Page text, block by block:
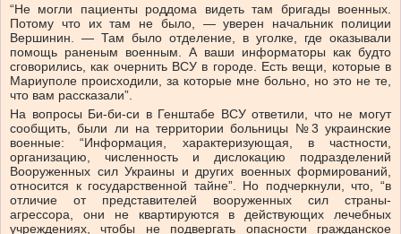
“Не могли пациенты роддома видеть там бригады военных.
Потому что их там не было, — уверен начальник полиции
Вершинин. — Там было отделение, в уголке, где оказывали
помощь раненым военным. А ваши информаторы как будто
сговорились, как очернить ВСУ в городе. Есть вещи, которые в
Мариуполе происходили, за которые мне больно, но это не те,
что вам рассказали”.
На вопросы Би-би-си в Генштабе ВСУ ответили, что не могут
сообщить, были ли на территории больницы №3 украинские
военные: “Информация, характеризующая, в частности,
организацию, численность и дислокацию подразделений
Вооруженных сил Украины и других военных формирований,
относится к государственной тайне”. Но подчеркнули, что, “в
отличие от представителей вооруженных сил страны-
агрессора, они не квартируются в действующих лечебных
учреждениях, чтобы не подвергать опасности гражданское